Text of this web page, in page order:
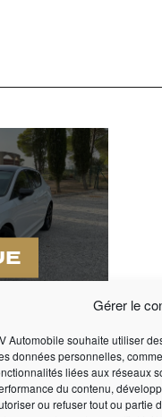
Gérer le
Automobile souhaite utiliser
données personnelles,
liées aux réseaux
du contenu,
ou refuser tout ou partie
PACK